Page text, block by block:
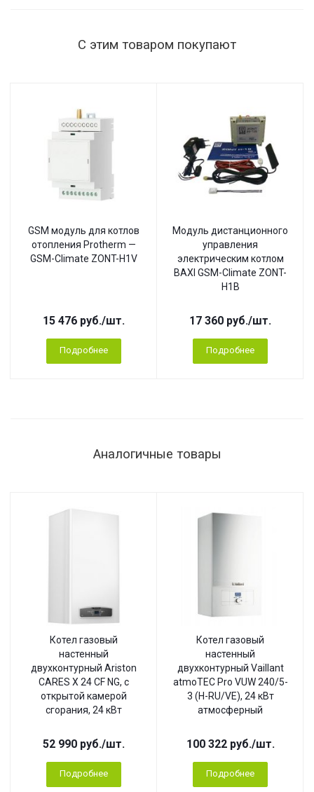
С этим товаром покупают
GSM модуль для котлов
отопления Protherm —
GSM-Climate ZONT-H1V
15 476 руб./шт.
Подробнее
Модуль дистанционного
управления
электрическим котлом
BAXI GSM-Climate ZONT-
H1B
17 360 руб./шт.
Подробнее
Аналогичные товары
Котел газовый
настенный
двухконтурный Ariston
CARES X 24 CF NG, с
открытой камерой
сгорания, 24 кВт
52 990 руб./шт.
Подробнее
Котел газовый
настенный
двухконтурный Vaillant
atmoTEC Pro VUW 240/5-
3 (H-RU/VE), 24 кВт
атмосферный
100 322руб./шт.
Подробнее